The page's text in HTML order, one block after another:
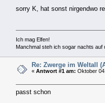
sorry K, hat sonst nirgendwo
Ich mag Elfen!
Manchmal steh ich sogar nachts
Re: Zwerge im Weltall
«Antwort #1 am: Oktober
passt schon